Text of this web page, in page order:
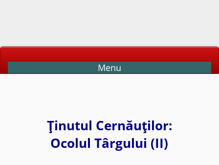
Menu
Ţinutul Cernăuţilor:
Ocolul Târgului (II)